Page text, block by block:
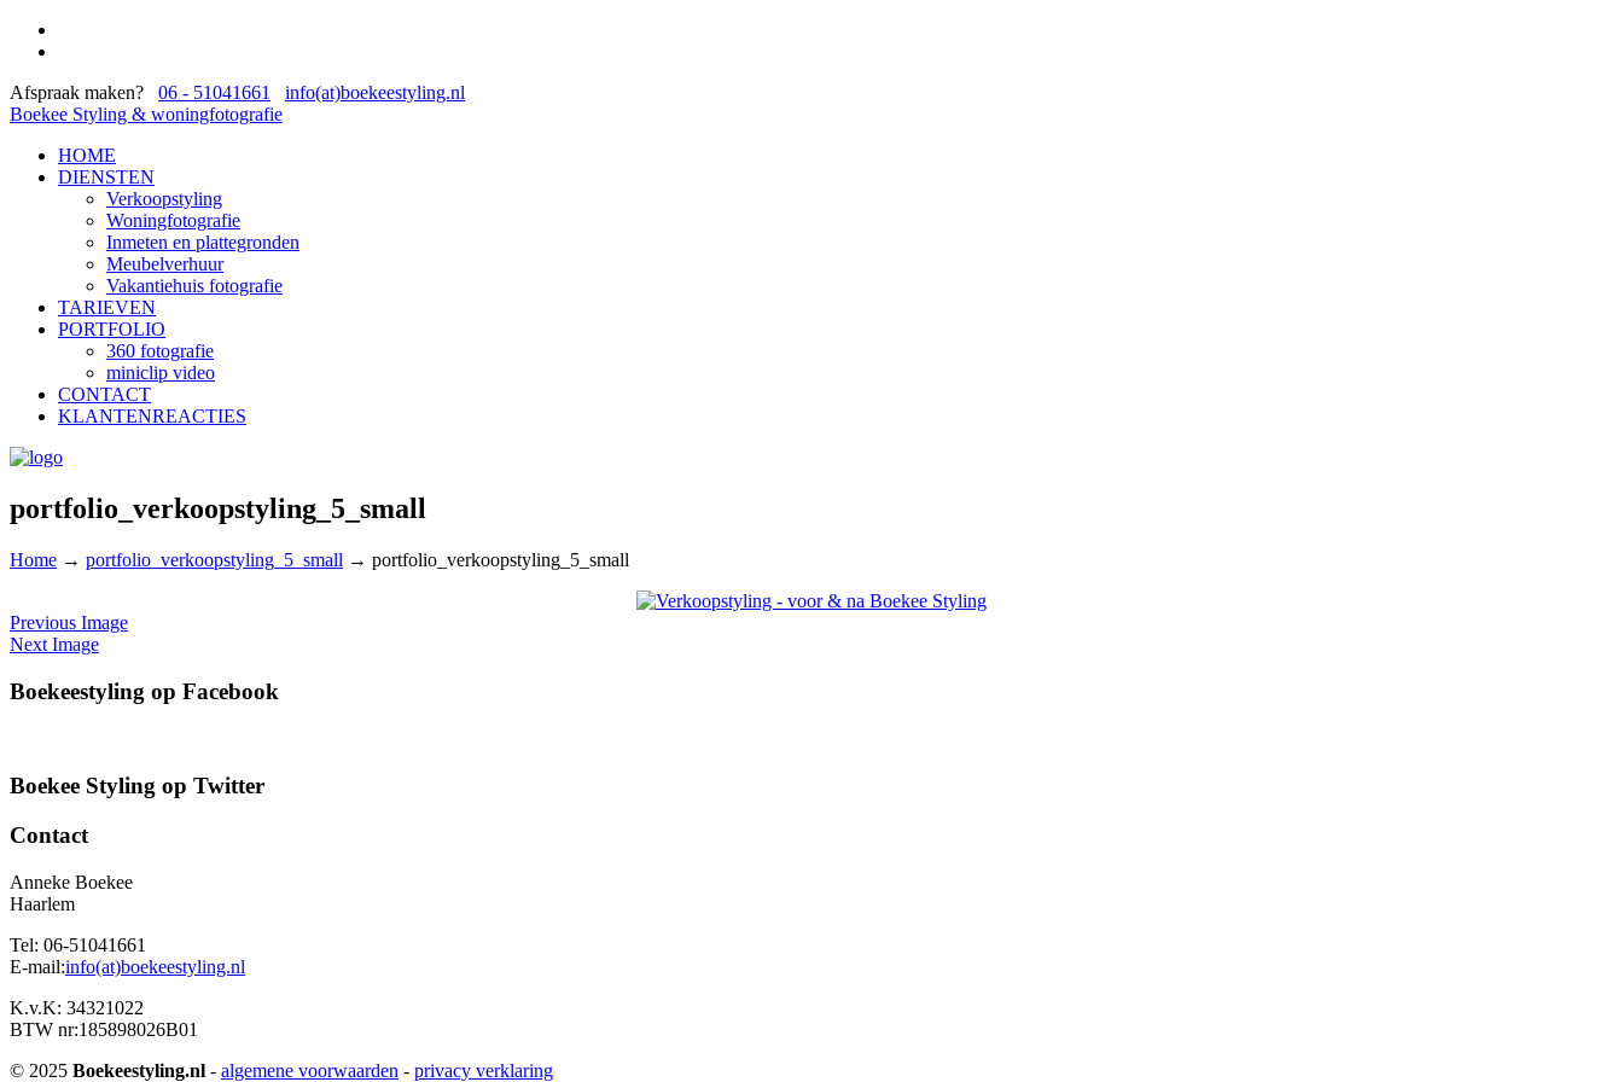
Afspraak maken? 06 - 51041661
info(at)boekeestyling.nl
Boekee Styling & woningfotografie
HOME
DIENSTEN
Verkoopstyling
Woningfotografie
Inmeten en plattegronden
Meubelverhuur
Vakantiehuis fotografie
TARIEVEN
PORTFOLIO
360 fotografie
miniclip video
CONTACT
KLANTENREACTIES
portfolio_verkoopstyling_5_small
Home → portfolio_verkoopstyling_5_small → portfolio_verkoopstyling_5_small
Previous Image
Next Image
Boekeestyling op Facebook
Boekee Styling op Twitter
Contact
Anneke Boekee
Haarlem
Tel: 06-51041661
E-mail:info(at)boekeestyling.nl
K.v.K: 34321022
BTW nr:185898026B01
© 2025 Boekeestyling.nl - algemene voorwaarden - privacy verklaring